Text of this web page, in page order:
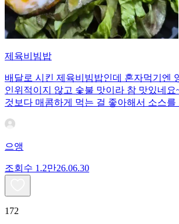
제육비빔밥
배달로 시킨 제육비빔밥인데 혼자먹기엔
인위적이지 않고 숯불 맛이라 참 맛있네
것보다 매콤하게 먹는 걸 좋아해서 소스
으앵
조회수 1.2만26.06.30
172